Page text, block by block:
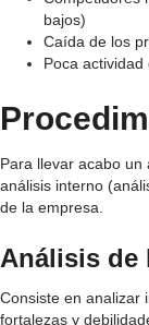
bajos)
Caída de los
Poca actividad
Para llevar acabo un
análisis interno
de la empresa.
Análisis de
Consiste en analizar
fortalezas y